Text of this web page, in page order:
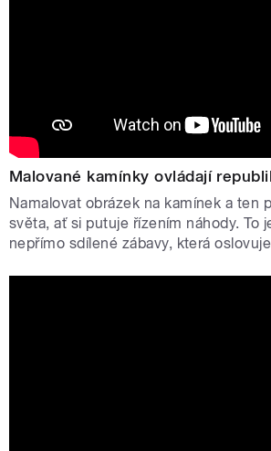
Malované kamínky ovládají
Namalovat obrázek na kamínek a ten
světa, ať si putuje řízením náhody. To
nepřímo sdílené zábavy, která